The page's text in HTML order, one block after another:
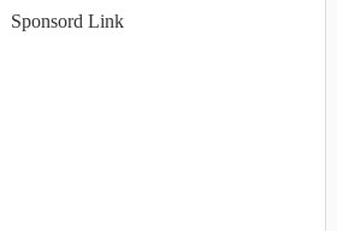
Sponsord Link